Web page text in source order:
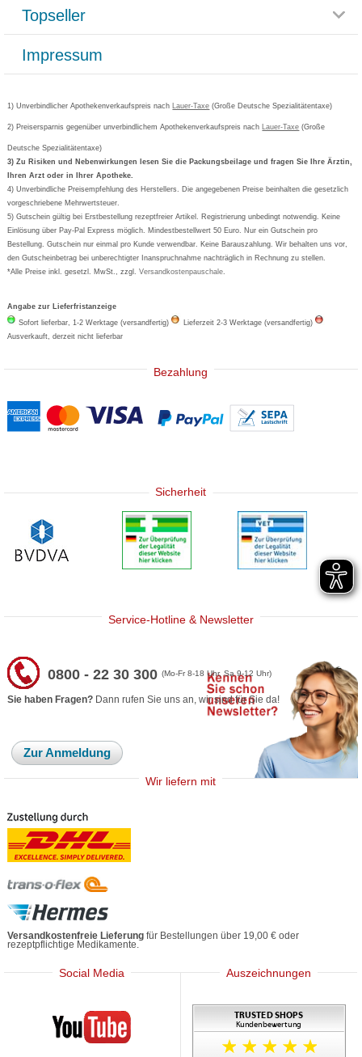
Datenschutz
AGB
Cookie-Einstellungen
Vertrag widerrufen
Paketlieferstatus
Versandkosten
Bestellschein ausfüllen
Newsletteranmeldung
Rezeptlieferung
Bonusprogramm
Gutschein und Rabatte
Kundenbewertung
Topseller
Grippostad
Bepanthen
Formoline
Wick
Eucerin
Basica
Impressum
1) Unverbindlicher Apothekenverkaufspreis nach Lauer-Taxe (Große Deutsche Spezialitätentaxe)
2) Preisersparnis gegenüber unverbindlichem Apothekenverkaufspreis nach Lauer-Taxe (Große
Deutsche Spezialitätentaxe)
3) Zu Risiken und Nebenwirkungen lesen Sie die Packungsbeilage und fragen Sie Ihre Ärztin,
Ihren Arzt oder in Ihrer Apotheke.
4) Unverbindliche Preisempfehlung des Herstellers. Die angegebenen Preise beinhalten die gesetzlich
vorgeschriebene Mehrwertsteuer.
5) Gutschein gültig bei Erstbestellung rezeptfreier Artikel. Registrierung unbedingt notwendig. Keine
Einlösung über Pay-Pal Express möglich. Mindestbestellwert 50 Euro. Nur ein Gutschein pro
Bestellung. Gutschein nur einmal pro Kunde verwendbar. Keine Barauszahlung. Wir behalten uns vor,
den Gutscheinbetrag bei unberechtigter Inanspruchnahme nachträglich in Rechnung zu stellen.
*Alle Preise inkl. gesetzl. MwSt., zzgl.Versandkostenpauschale.
Angabe zur Lieferfristanzeige
Sofort lieferbar, 1-2 Werktage (versandfertig)
Lieferzeit 2-3 Werktage (versandfertig)
Ausverkauft, derzeit nicht lieferbar
Bezahlung
Sicherheit
Service-Hotline & Newsletter
0800 - 22 30 300(Mo-Fr 8-18 Uhr, Sa 9-12 Uhr)
Sie haben Fragen? Dann rufen Sie uns an, wir sind für Sie da!
Zur Anmeldung
Wir liefern mit
Versandkostenfreie Lieferung für Bestellungen über 19,00 € oder
rezeptpflichtige Medikamente.
Social Media
Mediherz
Auszeichnungen